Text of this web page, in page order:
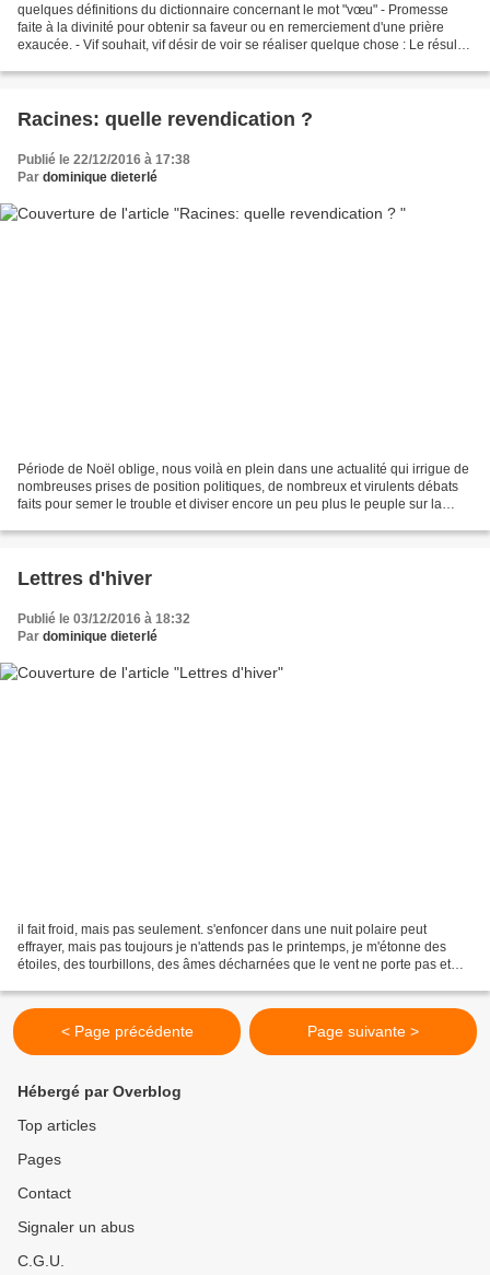
quelques définitions du dictionnaire concernant le mot "vœu" - Promesse
faite à la divinité pour obtenir sa faveur ou en remerciement d'une prière
exaucée. - Vif souhait, vif désir de voir se réaliser quelque chose : Le résultat
Racines: quelle revendication ?
Publié le 22/12/2016 à 17:38
Par dominique dieterlé
Période de Noël oblige, nous voilà en plein dans une actualité qui irrigue de
nombreuses prises de position politiques, de nombreux et virulents débats
faits pour semer le trouble et diviser encore un peu plus le peuple sur la
Lettres d'hiver
Publié le 03/12/2016 à 18:32
Par dominique dieterlé
il fait froid, mais pas seulement. s'enfoncer dans une nuit polaire peut
effrayer, mais pas toujours je n'attends pas le printemps, je m'étonne des
étoiles, des tourbillons, des âmes décharnées que le vent ne porte pas et
< Page précédente Page suivante >
Hébergé par Overblog
Top articles
Pages
Contact
Signaler un abus
C.G.U.